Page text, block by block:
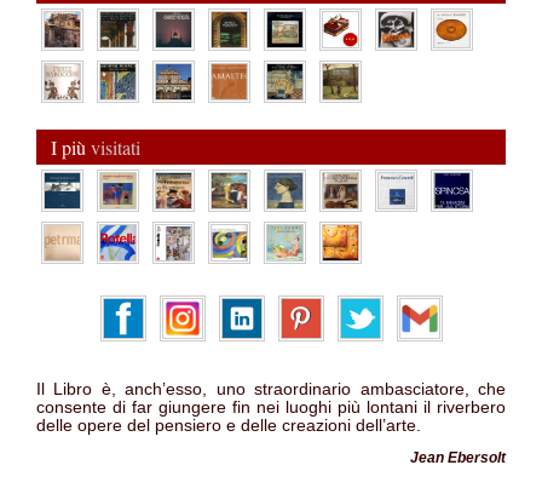
I più visitati
Il Libro è, anch’esso, uno straordinario ambasciatore, che
consente di far giungere fin nei luoghi più lontani il riverbero
delle opere del pensiero e delle creazioni dell’arte.
Jean Ebersolt